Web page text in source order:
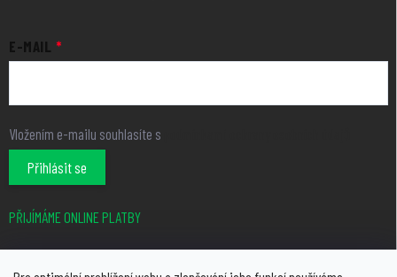
E-MAIL
Vložením e-mailu souhlasíte s
Přihlásit se
PŘIJÍMÁME ONLINE PLATBY